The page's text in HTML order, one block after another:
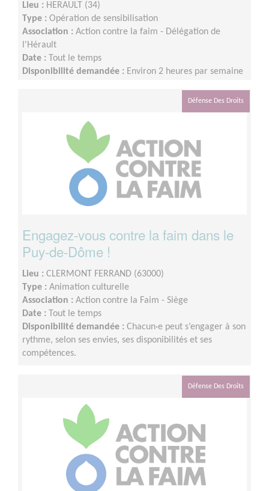
Lieu : HERAULT (34)
Type : Opération de sensibilisation
Association : Action contre la faim - Délégation de
l'Hérault
Date :
Tout le temps
Disponibilité demandée : Environ 2 heures par semaine
Défense Des Droits
Engagez-vous contre la faim dans le
Puy-de-Dôme !
Lieu : CLERMONT FERRAND (63000)
Type : Animation culturelle
Association : Action contre la Faim - Siège
Date :
Tout le temps
Disponibilité demandée : Chacun·e peut s’engager à son
rythme, selon ses envies, ses disponibilités et ses
compétences.
Défense Des Droits